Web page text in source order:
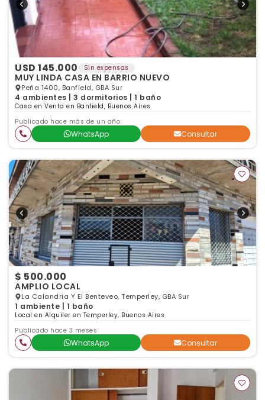
USD 145.000 Sin expensas
MUY LINDA CASA EN BARRIO NUEVO
Peña 1400, Banfield, GBA Sur
4 ambientes | 3 dormitorios | 1 baño
Casa en Venta en Banfield, Buenos Aires
Publicado hace más de un año
WhatsApp Consultar
$ 500.000
AMPLIO LOCAL
La Calandria Y El Benteveo, Temperley, GBA Sur
1 ambiente | 1 baño
Local en Alquiler en Temperley, Buenos Aires
Publicado hace 3 meses
WhatsApp Consultar